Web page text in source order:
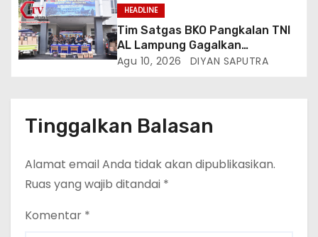
HEADLINE
Tim Satgas BKO Pangkalan TNI
AL Lampung Gagalkan
Peredaran Ribuan Liter
Agu 10, 2026 DIYAN SAPUTRA
Tinggalkan Balasan
Alamat email Anda tidak akan dipublikasikan.
Ruas yang wajib ditandai *
Komentar *